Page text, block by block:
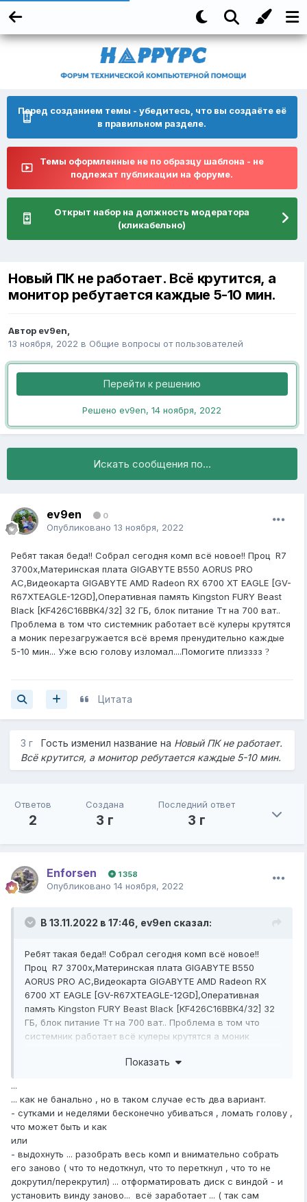
Перед созданием темы - убедитесь, что вы создаёте её
в правильном разделе.
Темы оформленные не по образцу шаблона - не
подлежат публикации на форуме.
Открыт набор на должность модератора
(кликабельно)
Новый ПК не работает. Всё крутится, а
монитор ребутается каждые 5-10 мин.
Автор ev9en,
13 ноября, 2022 в Общие вопросы от пользователей
Перейти к решению
Решено ev9en,14 ноября, 2022
Искать сообщения по...
ev9en 0
Опубликовано 13 ноября, 2022
Ребят такая беда!! Собрал сегодня комп всё новое!! Проц R7
3700x,Материнская плата GIGABYTE B550 AORUS PRO
AC,Видеокарта GIGABYTE AMD Radeon RX 6700 XT EAGLE [GV-
R67XTEAGLE-12GD],Оперативная память Kingston FURY Beast
Black [KF426C16BBK4/32] 32 ГБ, блок питание Тт на 700 ват..
Проблема в том что системник работает всё кулеры крутятся
а моник перезагружается всё время пренудительно каждые
5-10 мин... Уже всю голову изломал....Помогите плизззз ?
Цитата
3 г Гость изменил название на Новый ПК не работает.
Всё крутится, а монитор ребутается каждые 5-10 мин.
Ответов
2
Создана
3 г
Последний ответ
3 г
Enforsen 1 358
Опубликовано 14 ноября, 2022
В 13.11.2022 в 17:46, ev9en сказал:
Ребят такая беда!! Собрал сегодня комп всё новое!!
Проц R7 3700x,Материнская плата GIGABYTE B550
AORUS PRO AC,Видеокарта GIGABYTE AMD Radeon RX
6700 XT EAGLE [GV-R67XTEAGLE-12GD],Оперативная
память Kingston FURY Beast Black [KF426C16BBK4/32] 32
ГБ, блок питание Тт на 700 ват.. Проблема в том что
системник работает всё кулеры крутятся а моник
мин... Уже всю голову изломал....Помогите плизззз
Показать
...
... как не банально , но в таком случае есть два вариант.
- сутками и неделями бесконечно убиваться , ломать голову ,
что может быть и как
или
- выдохнуть ... разобрать весь комп и внимательно собрать
его заново ( что то недоткнул, что то переткнул , что то не
докрутил/перекрутил) ... отформатировать диск с виндой - и
установить винду заново... всё заработает ... ( так сам